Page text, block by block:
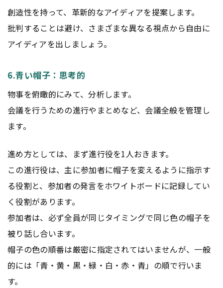
創造性を持って、革新的なアイディアを提案します。
批判することは避け、さまざまな異なる視点から自由に
アイディアを出しましょう。
6.青い帽子：思考的
物事を俯瞰的にみて、分析します。
会議を行うための進行やまとめなど、会議全般を管理し
ます。
進め方としては、まず進行役を1人おきます。
この進行役は、主に参加者に帽子を変えるように指示す
る役割と、参加者の発言をホワイトボードに記録してい
く役割があります。
参加者は、必ず全員が同じタイミングで同じ色の帽子を
被り話し合います。
帽子の色の順番は厳密に指定されてはいませんが、一般
的には「青・黄・黒・緑・白・赤・青」の順で行いま
す。